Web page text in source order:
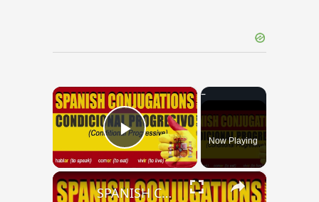
×
Play VideoNow Playing
×
SPANISH CONJUGATIONS: Conditional Progressive (Condicional Progresivo)